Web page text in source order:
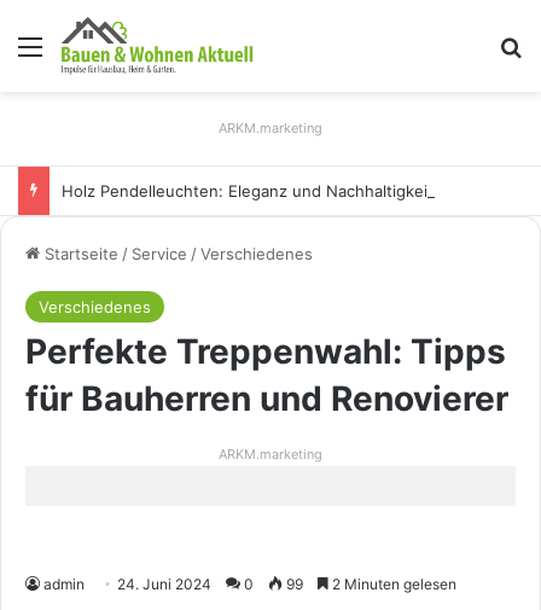
Menü
ARKM.marketing
Startseite / Service /Verschiedenes
Verschiedenes
Perfekte Treppenwahl: Tipps
für Bauherren und Renovierer
ARKM.marketing
admin 24. Juni 2024 0 99 2 Minuten gelesen